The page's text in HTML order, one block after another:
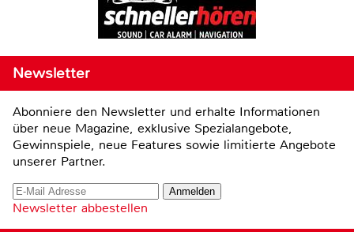
Newsletter
Abonniere den Newsletter und erhalte Informationen
über neue Magazine, exklusive Spezialangebote,
Gewinnspiele, neue Features sowie limitierte Angebote
unserer Partner.
Newsletter abbestellen